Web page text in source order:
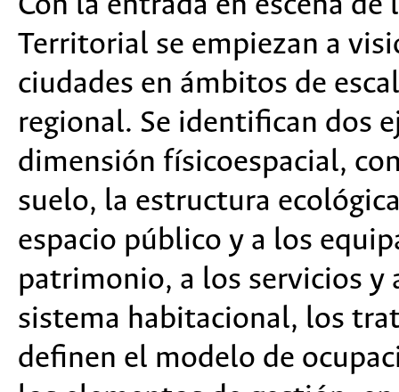
Territorial se empiezan a
ciudades en ámbitos de
regional. Se identifican dos
dimensión físicoespacial,
suelo, la estructura
espacio público y a los
patrimonio, a los servicios
sistema habitacional, los
definen el modelo de